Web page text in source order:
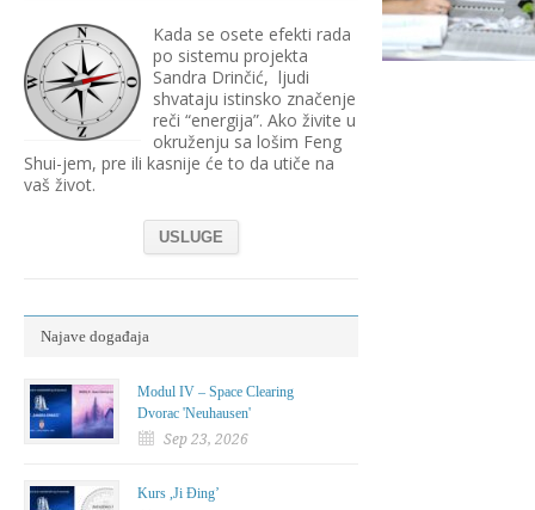
Kada se osete efekti rada
po sistemu projekta
Sandra Drinčić, ljudi
shvataju istinsko značenje
reči “energija”. Ako živite u
okruženju sa lošim Feng
Shui-jem, pre ili kasnije će to da utiče na
vaš život.
USLUGE
Najave događaja
Modul IV – Space Clearing
Dvorac 'Neuhausen'
Sep 23, 2026
Kurs ,Ji Đing’